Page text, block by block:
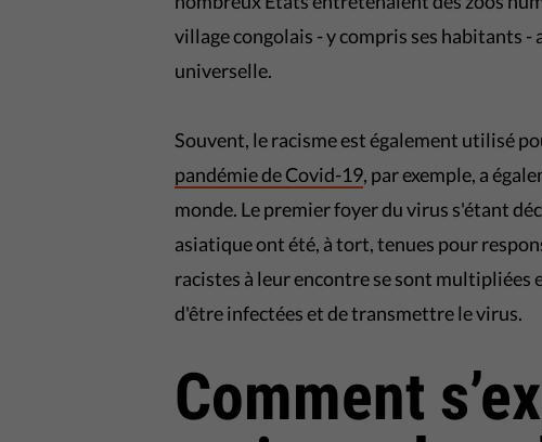
village congolais - y compris ses habitants -
universelle.
Souvent, le racisme est également utilisé
pandémie de Covid-19, par exemple, a
monde. Le premier foyer du virus s'étant
asiatique ont été, à tort, tenues pour
racistes à leur encontre se sont multipliées
d'être infectées et de transmettre le virus.
Comment